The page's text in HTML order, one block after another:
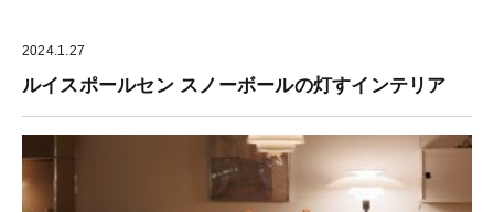
2024.1.27
ルイスポールセン スノーボールの灯すインテリア